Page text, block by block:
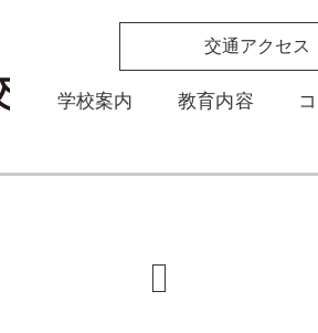
交通アクセス
学校案内 教育内容